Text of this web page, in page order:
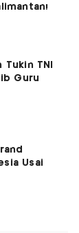
TNI
Guru
Usai